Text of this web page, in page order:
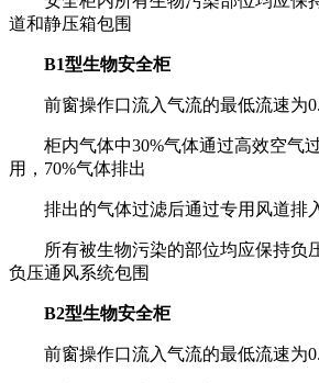
道和静压箱包围
B1型生物安全柜
前窗操作口流入气流的最低流速为
柜内气体中30%气体通过高效空气
用，70%气体排出
排出的气体过滤后通过专用风道排
所有被生物污染的部位均应保持负
负压通风系统包围
B2型生物安全柜
前窗操作口流入气流的最低流速为